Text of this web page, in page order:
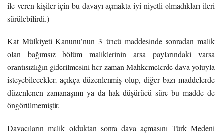
ile veren kişiler için bu davayı açmakta iyi niyetli olmadıkları ileri
sürülebilirdi.)
Kat Mülkiyeti Kanunu’nun 3 üncü maddesinde sonradan malik
olan bağımsız bölüm maliklerinin arsa paylarındaki varsa
orantısızlığın giderilmesini her zaman Mahkemelerde dava yoluyla
isteyebilecekleri açıkça düzenlenmiş olup, diğer bazı maddelerde
düzenlenen zamanaşımı ya da hak düşürücü süre bu madde de
öngörülmemiştir.
Davacıların malik olduktan sonra dava açmasını Türk Medeni